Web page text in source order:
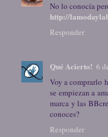
No lo conocía
http://
Responder
Qué Acierto! 6
Voy a comprarlo
se empiezan a
marca y las
conoces?
Responder